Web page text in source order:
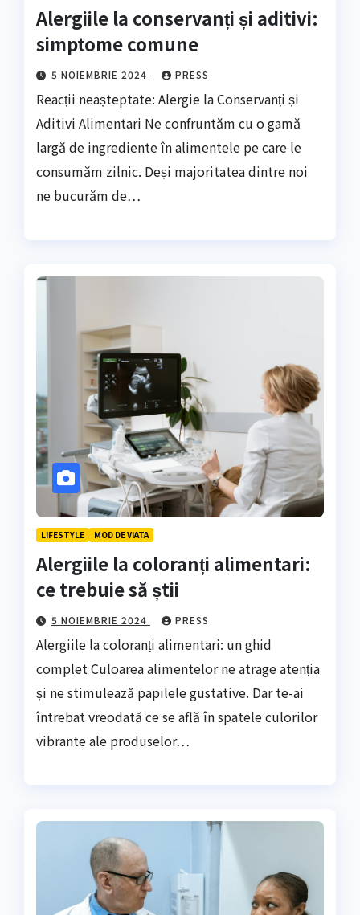
Alergiile la conservanți și aditivi:
simptome comune
5 NOIEMBRIE 2024 PRESS
Reacții neașteptate: Alergie la Conservanți și
Aditivi Alimentari Ne confruntăm cu o gamă
largă de ingrediente în alimentele pe care le
consumăm zilnic. Deși majoritatea dintre noi
ne bucurăm de…
LIFESTYLE MOD DE VIATA
Alergiile la coloranți alimentari:
ce trebuie să știi
5 NOIEMBRIE 2024 PRESS
Alergiile la coloranți alimentari: un ghid
complet Culoarea alimentelor ne atrage atenția
și ne stimulează papilele gustative. Dar te-ai
întrebat vreodată ce se află în spatele culorilor
vibrante ale produselor…